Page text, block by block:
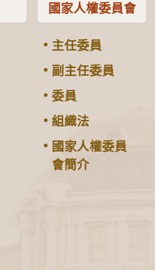
國家人權委員會
主任委員
副主任委員
委員
組織法
國家人權委員
會簡介